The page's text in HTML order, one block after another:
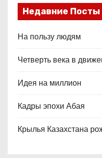
Недавние Посты
На пользу людям
Четверть века в
Идея на миллион
Кадры эпохи Абая
Крылья Казахстана